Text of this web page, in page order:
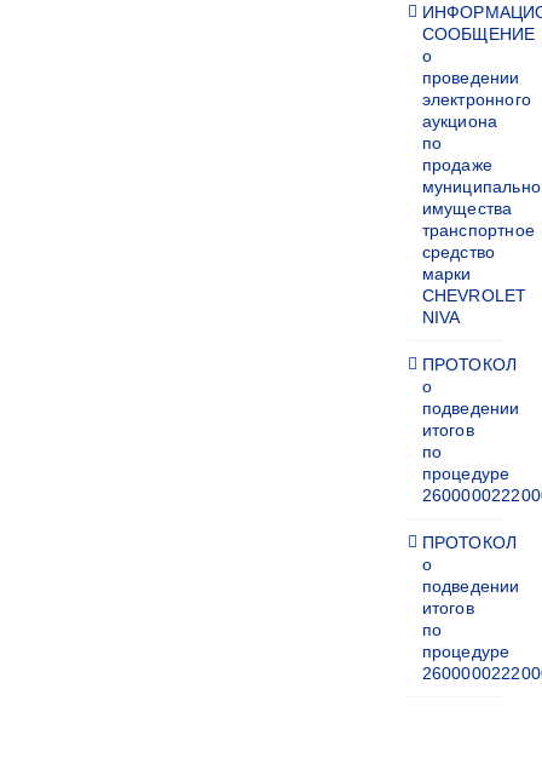
СООБЩЕНИЕ
о
проведении
электронного
аукциона
по
продаже
имущества
транспортное
средство
марки
CHEVROLET
NIVA
ПРОТОКОЛ
о
подведении
итогов
по
процедуре
ПРОТОКОЛ
о
подведении
итогов
по
процедуре